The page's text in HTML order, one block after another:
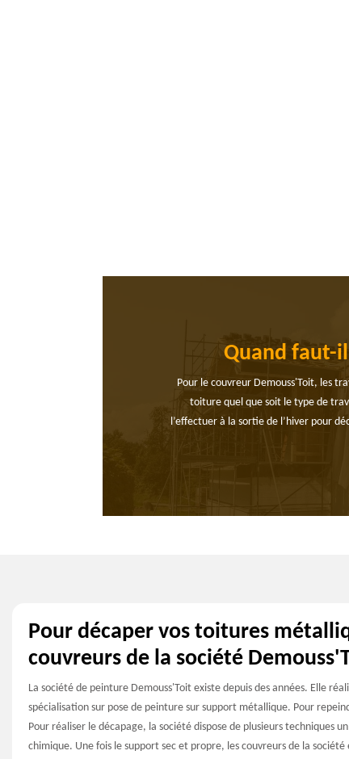
Quand faut-
Pour le couvreur Demouss'Toit, les
toiture quel que soit le type de
l’effectuer à la sortie de l’hiver pour
Pour décaper vos toitures
couvreurs de la société
La société de peinture Demouss'Toit existe depuis des années. Elle
spécialisation sur pose de peinture sur support métallique. Pour
Pour réaliser le décapage, la société dispose de plusieurs techniques
chimique. Une fois le support sec et propre, les couvreurs de la